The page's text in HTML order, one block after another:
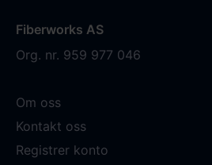
Fiberworks AS
Org. nr. 959 977 046
Om oss
Kontakt oss
Registrer konto